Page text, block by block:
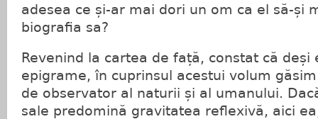
adesea ce și-ar mai dori un om ca el să-și
biografia sa?
Revenind la cartea de față, constat că deși
epigrame, în cuprinsul acestui volum
de observator al naturii și al umanului.
sale predomină gravitatea reflexivă, aici